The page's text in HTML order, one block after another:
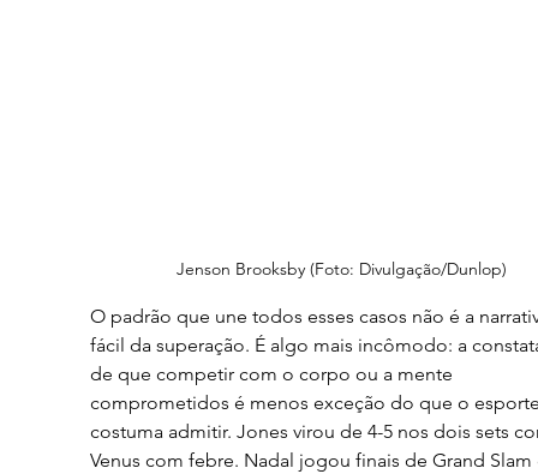
Jenson Brooksby (Foto: Divulgação/Dunlop)
O padrão que une todos esses casos não é a
fácil da superação. É algo mais incômodo: a
de que competir com o corpo ou a mente
comprometidos é menos exceção do que o
costuma admitir. Jones virou de 4-5 nos dois sets
Venus com febre. Nadal jogou finais de Grand